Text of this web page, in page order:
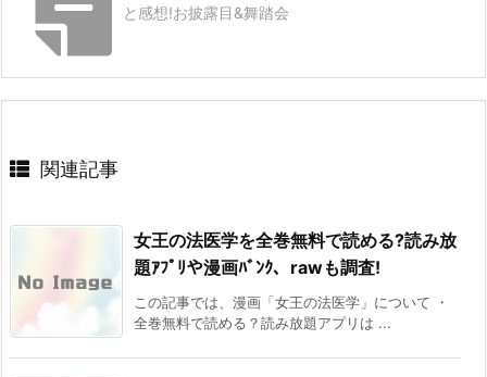
と感想!お披露目&舞踏会
関連記事
女王の法医学を全巻無料で読める?読み放
題ｱﾌﾟﾘや漫画ﾊﾞﾝｸ、rawも調査!
この記事では、漫画「女王の法医学」について ・
全巻無料で読める？読み放題アプリは ...